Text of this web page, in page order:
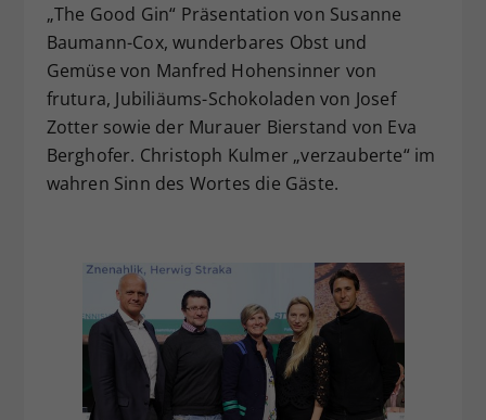
„The Good Gin“ Präsentation von Susanne
Baumann-Cox, wunderbares Obst und
Gemüse von Manfred Hohensinner von
frutura, Jubiliäums-Schokoladen von Josef
Zotter sowie der Murauer Bierstand von Eva
Berghofer. Christoph Kulmer „verzauberte“ im
wahren Sinn des Wortes die Gäste.